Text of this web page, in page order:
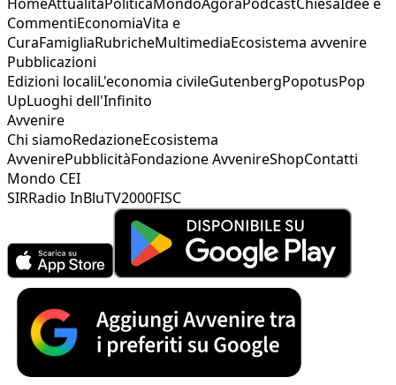
CommentiEconomiaVita e
CuraFamigliaRubricheMultimediaEcosistema avvenire
Pubblicazioni
Edizioni localiL'economia civileGutenbergPopotusPop
UpLuoghi dell'Infinito
Avvenire
Chi siamoRedazioneEcosistema
AvvenirePubblicitàFondazione AvvenireShopContatti
Mondo CEI
SIRRadio InBluTV2000FISC